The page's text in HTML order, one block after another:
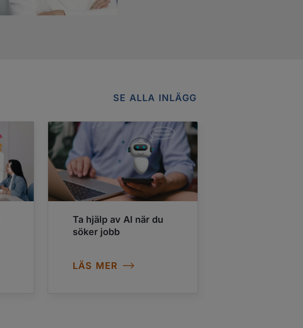
SE ALLA INLÄGG
Ta hjälp av AI när du
söker jobb
LÄS MER